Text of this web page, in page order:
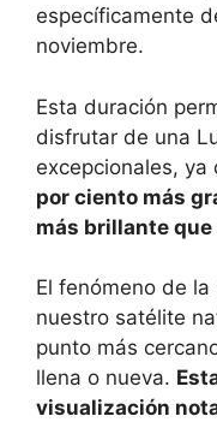
específicamente
noviembre.
Esta duración
disfrutar de una
excepcionales, ya
por ciento más
más brillante
El fenómeno de
nuestro satélite
punto más
llena o nueva.
visualización